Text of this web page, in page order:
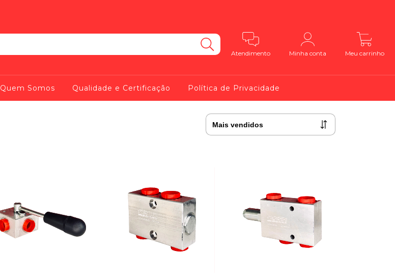
Atendimento Minha conta Meu carrinho
Quem Somos Qualidade e Certificação Política de Privacidade